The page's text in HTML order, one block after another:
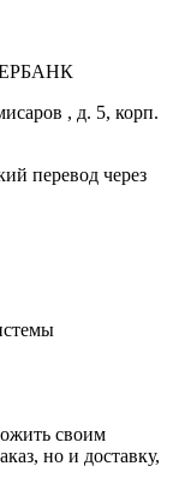
, д. 5, корп.
перевод через
своим
но и доставку,